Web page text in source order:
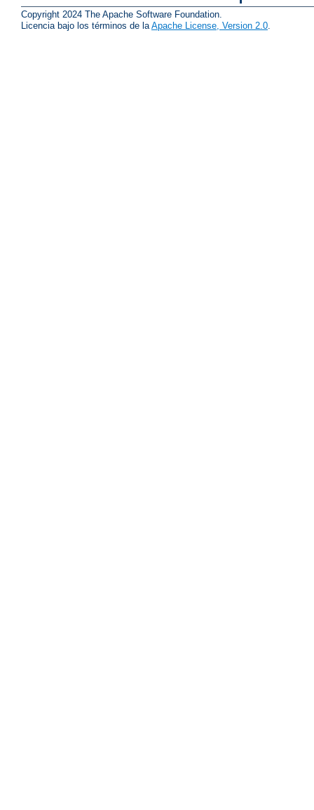
Copyright 2024 The Apache Software Foundation.
Licencia bajo los términos de laApache License, Version 2.0.